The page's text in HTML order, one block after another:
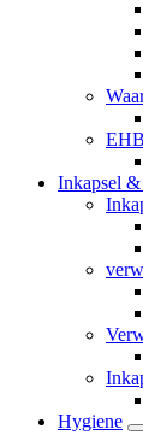
Inkapsel
Hygiene